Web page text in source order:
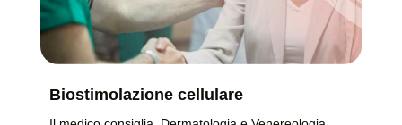
Biostimolazione cellulare